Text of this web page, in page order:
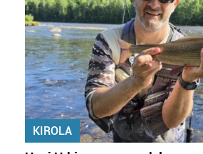
KIROLA